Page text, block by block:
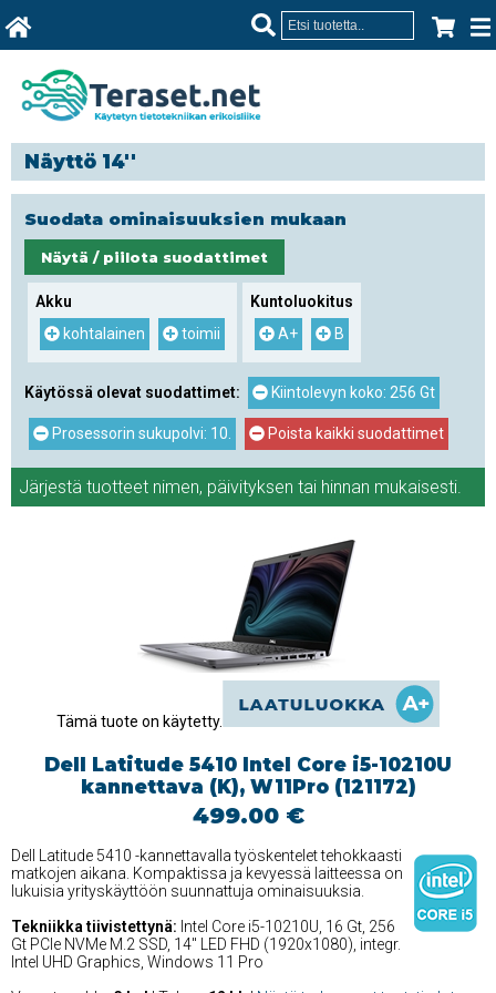
Näyttö 14''
Suodata ominaisuuksien mukaan
Näytä / piilota suodattimet
Akku
kohtalainen
toimii
Kuntoluokitus
A+
B
Käytössä olevat suodattimet: Kiintolevyn koko: 256 Gt
Prosessorin sukupolvi: 10. Poista kaikki suodattimet
Järjestä tuotteet nimen, päivityksen tai hinnan mukaisesti.
Tämä tuote on käytetty.
Dell Latitude 5410 Intel Core i5-10210U
kannettava (K), W11Pro (121172)
499.00 €
Dell Latitude 5410 -kannettavalla työskentelet tehokkaasti
matkojen aikana. Kompaktissa ja kevyessä laitteessa on
lukuisia yrityskäyttöön suunnattuja ominaisuuksia.
Tekniikka tiivistettynä: Intel Core i5-10210U, 16 Gt, 256
Gt PCIe NVMe M.2 SSD, 14'' LED FHD (1920x1080), integr.
Intel UHD Graphics, Windows 11 Pro